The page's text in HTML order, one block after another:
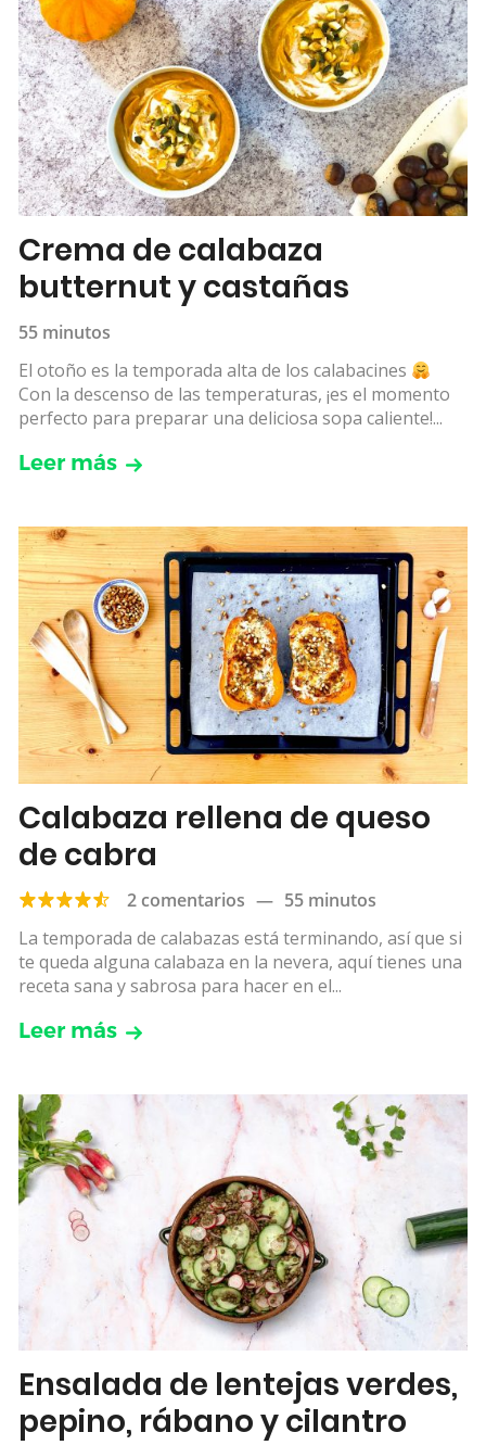
Crema de calabaza
butternut y castañas
55 minutos
El otoño es la temporada alta de los calabacines
Con la descenso de las temperaturas, ¡es el momento
perfecto para preparar una deliciosa sopa caliente!...
Leer más
Calabaza rellena de queso
de cabra
2 comentarios — 55 minutos
La temporada de calabazas está terminando, así que si
te queda alguna calabaza en la nevera, aquí tienes una
receta sana y sabrosa para hacer en el...
Leer más
Ensalada de lentejas verdes,
pepino, rábano y cilantro